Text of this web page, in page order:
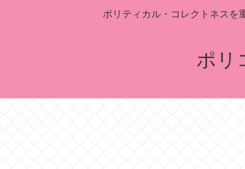
ポリティカル・コレクトネスを
ポリ